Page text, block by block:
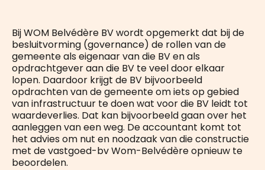
Bij WOM Belvédère BV wordt opgemerkt dat bij de
besluitvorming (governance) de rollen van de
gemeente als eigenaar van die BV en als
opdrachtgever aan die BV te veel door elkaar
lopen. Daardoor krijgt de BV bijvoorbeeld
opdrachten van de gemeente om iets op gebied
van infrastructuur te doen wat voor die BV leidt tot
waardeverlies. Dat kan bijvoorbeeld gaan over het
aanleggen van een weg. De accountant komt tot
het advies om nut en noodzaak van die constructie
met de vastgoed-bv Wom-Belvédère opnieuw te
beoordelen.